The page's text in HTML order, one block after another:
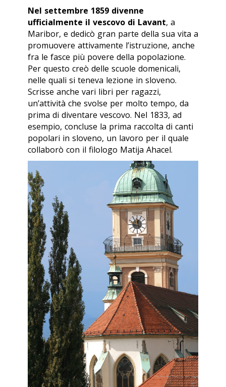
Nel settembre 1859 divenne
ufficialmente il vescovo di Lavant, a
Maribor, e dedicò gran parte della sua vita a
promuovere attivamente l’istruzione, anche
fra le fasce più povere della popolazione.
Per questo creò delle scuole domenicali,
nelle quali si teneva lezione in sloveno.
Scrisse anche vari libri per ragazzi,
un’attività che svolse per molto tempo, da
prima di diventare vescovo. Nel 1833, ad
esempio, concluse la prima raccolta di canti
popolari in sloveno, un lavoro per il quale
collaborò con il filologo Matija Ahacel.